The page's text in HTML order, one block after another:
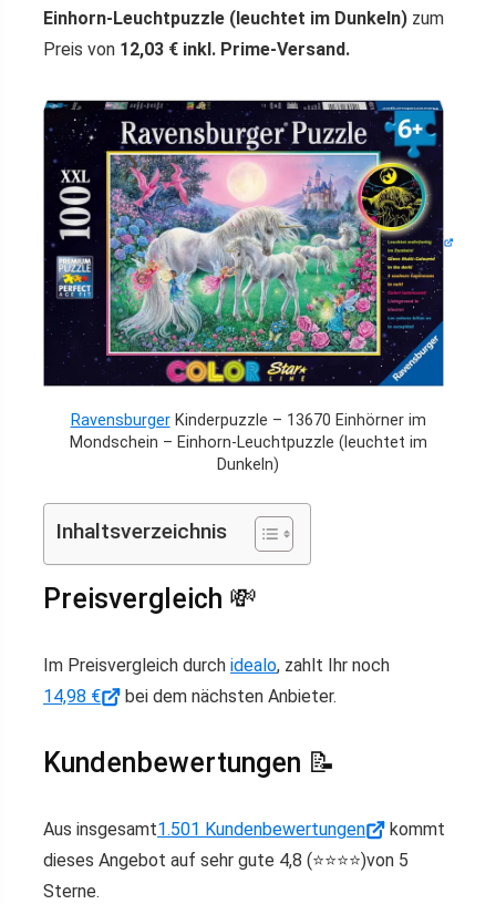
Einhorn-Leuchtpuzzle (leuchtet im Dunkeln) zum
Preis von 12,03 € inkl. Prime-Versand.
RavensburgerKinderpuzzle – 13670 Einhörner im
Mondschein – Einhorn-Leuchtpuzzle (leuchtet im
Dunkeln)
Inhaltsverzeichnis
Preisvergleich 💸
Im Preisvergleich durch idealo, zahlt Ihr noch
14,98 €
bei dem nächsten Anbieter.
Kundenbewertungen 📝
Aus insgesamt1.501 Kundenbewertungen
kommt
dieses Angebot auf sehr gute 4,8 (⭐️⭐️⭐️⭐️)von 5
Sterne.